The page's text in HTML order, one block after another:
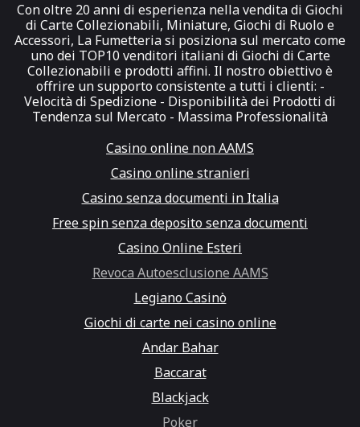
Con oltre 20 anni di esperienza nella vendita di Giochi
di Carte Collezionabili, Miniature, Giochi di Ruolo e
Accessori, La Fumetteria si posiziona sul mercato come
uno dei TOP10 venditori italiani di Giochi di Carte
Collezionabili e prodotti affini. Il nostro obiettivo è
offrire un supporto consistente a tutti i clienti: -
Velocità di Spedizione - Disponibilità dei Prodotti di
Tendenza sul Mercato - Massima Professionalità
Casino online non AAMS
Casino online stranieri
Casino senza documenti in Italia
Free spin senza deposito senza documenti
Casino Online Esteri
Revoca Autoesclusione AAMS
Legiano Casinò
Giochi di carte nei casino online
Andar Bahar
Baccarat
Blackjack
Poker